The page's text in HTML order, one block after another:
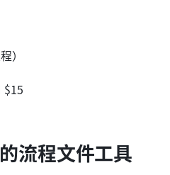
）
$15
流程文件工具